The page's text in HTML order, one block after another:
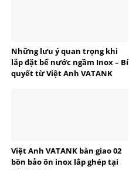
Những lưu ý quan trọng khi
lắp đặt bể nước ngầm Inox – Bí
quyết từ Việt Anh VATANK
Việt Anh VATANK bàn giao 02
bồn bảo ôn inox lắp ghép tại